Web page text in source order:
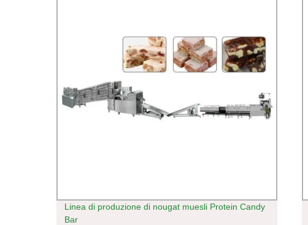
Linea di produzione di nougat muesli Protein Candy
Bar